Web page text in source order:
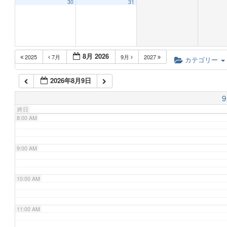
30 31
2025 7月 8月 2026 9月 2027 カテゴリー
2026年8月9日
9
終日
6:00 AM
7:00 AM
8:00 AM
9:00 AM
10:00 AM
11:00 AM